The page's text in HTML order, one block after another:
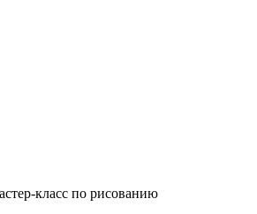
класс по рисованию